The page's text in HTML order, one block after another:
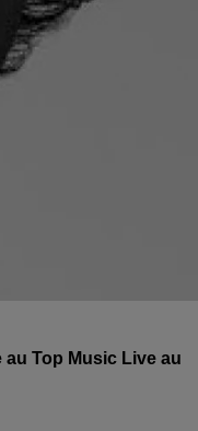
Top Music Live au